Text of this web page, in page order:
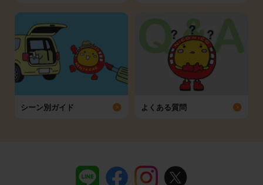
シーン別ガイド よくある質問